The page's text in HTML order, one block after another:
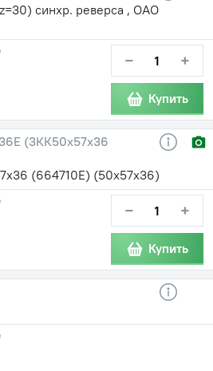
синхр. реверса , ОАО
− +
Купить
(3КК50х57х36
(664710Е) (50х57х36)
− +
Купить